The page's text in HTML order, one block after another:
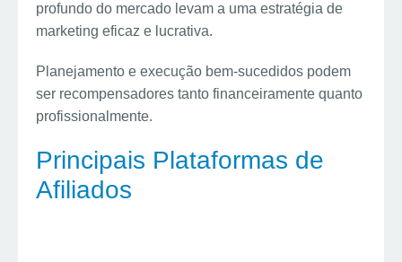
profundo do mercado levam a uma estratégia de
marketing eficaz e lucrativa.
Planejamento e execução bem-sucedidos podem
ser recompensadores tanto financeiramente quanto
profissionalmente.
Principais Plataformas de
Afiliados